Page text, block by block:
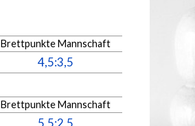
Brettpunkte Mannschaft
4,5:3,5
Brettpunkte Mannschaft
5,5:2,5